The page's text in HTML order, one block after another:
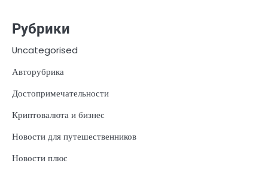
Рубрики
Uncategorised
Авторубрика
Достопримечательности
Криптовалюта и бизнес
Новости для путешественников
Новости плюс